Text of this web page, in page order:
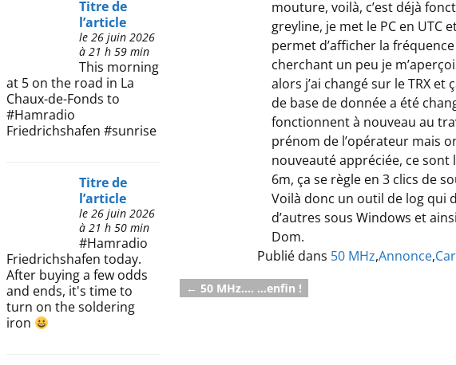
mouture, voilà, c’est déjà
greyline, je met le PC en
permet d’afficher la
cherchant un peu je
alors j’ai changé sur le TRX
de base de donnée a été
fonctionnent à nouveau au
prénom de l’opérateur mais
nouveauté appréciée, ce
6m, ça se règle en 3 clics de
Voilà donc un outil de log qui
d’autres sous Windows et
Dom.
Publié dans 50 MHz,Annonce,
Navigation des articles
← 50 MHz…. …enfin !
Titre de
l’article
le 26 juin 2026
à 21 h 59 min
This morning
at 5 on the road in La
Chaux-de-Fonds to
#Hamradio
Friedrichshafen #sunrise
Titre de
l’article
le 26 juin 2026
à 21 h 50 min
#Hamradio
Friedrichshafen today.
After buying a few odds
and ends, it's time to
turn on the soldering
iron